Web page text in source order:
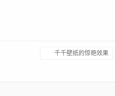
千千壁纸的惊艳效果